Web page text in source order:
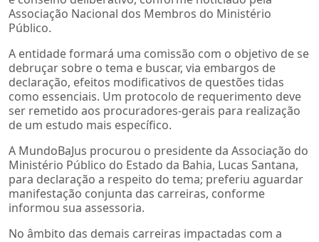
Associação Nacional dos Membros do Ministério
Público.
A entidade formará uma comissão com o objetivo de se
debruçar sobre o tema e buscar, via embargos de
declaração, efeitos modificativos de questões tidas
como essenciais. Um protocolo de requerimento deve
ser remetido aos procuradores-gerais para realização
de um estudo mais específico.
A MundoBaJus procurou o presidente da Associação do
Ministério Público do Estado da Bahia, Lucas Santana,
para declaração a respeito do tema; preferiu aguardar
manifestação conjunta das carreiras, conforme
informou sua assessoria.
No âmbito das demais carreiras impactadas com a